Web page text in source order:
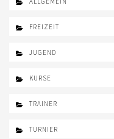
FREIZEIT
JUGEND
KURSE
TRAINER
TURNIER